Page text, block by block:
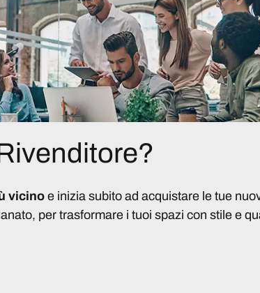
vicino e inizia subito ad acquistare le tue
per trasformare i tuoi spazi con stile e